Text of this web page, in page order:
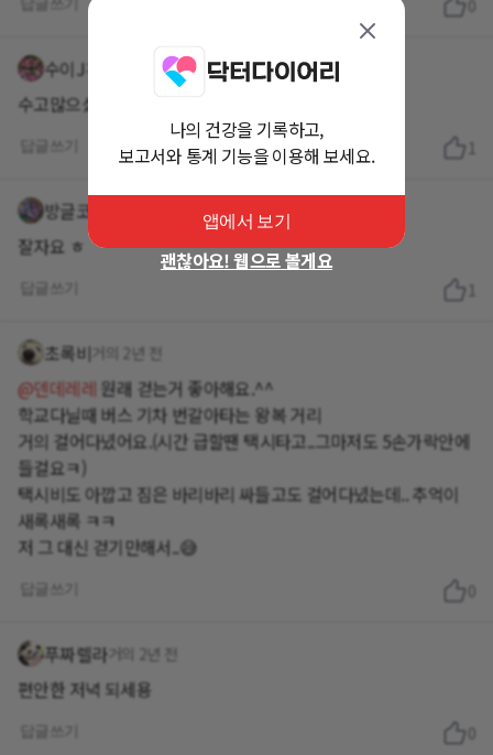
수이J
수고많으셨어요.
1
방글코끼리630 거의 2년 전
잘자요 ㅎ
1
초록비 거의 2년 전
@덴데레레 원래 걷는거 좋아해요.^^
학교다닐때 버스 기차 번갈아타는 왕복 거리
거의 걸어다녔어요.(시간 급할땐 택시타고..그마저도 5손가락안에
들걸요ㅋ)
택시비도 아깝고 짐은 바리바리 싸들고도 걸어다녔는데.. 추억이
새록새록 ㅋㅋ
저 그 대신 걷기만해서..😅
푸짜렐라 거의 2년 전
편안한 저녁 되세용
나의 건강을 기록하고,
보고서와 통계 기능을 이용해 보세요.
앱에서 보기
괜찮아요! 웹으로 볼게요